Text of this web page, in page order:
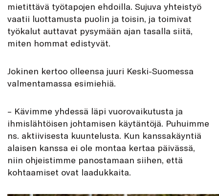
mietittävä työtapojen ehdoilla. Sujuva yhteistyö
vaatii luottamusta puolin ja toisin, ja toimivat
työkalut auttavat pysymään ajan tasalla siitä,
miten hommat edistyvät.
Jokinen kertoo olleensa juuri Keski-Suomessa
valmentamassa esimiehiä.
– Kävimme yhdessä läpi vuorovaikutusta ja
ihmislähtöisen johtamisen käytäntöjä. Puhuimme
ns. aktiivisesta kuuntelusta. Kun kanssakäyntiä
alaisen kanssa ei ole montaa kertaa päivässä,
niin ohjeistimme panostamaan siihen, että
kohtaamiset ovat laadukkaita.